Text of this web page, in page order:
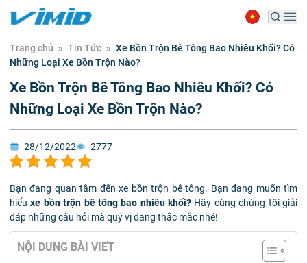
Trang chủ » Tin Tức » Xe Bồn Trộn Bê Tông Bao Nhiêu Khối? Có
Những Loại Xe Bồn Trộn Nào?
Xe Bồn Trộn Bê Tông Bao Nhiêu Khối? Có
Những Loại Xe Bồn Trộn Nào?
28/12/2022 2777
Bạn đang quan tâm đến xe bồn trộn bê tông. Bạn đang muốn tìm
hiểuxe bồn trộn bê tông bao nhiêu khối? Hãy cùng chúng tôi giải
đáp những câu hỏi mà quý vị đang thắc mắc nhé!
NỘI DUNG BÀI VIẾT